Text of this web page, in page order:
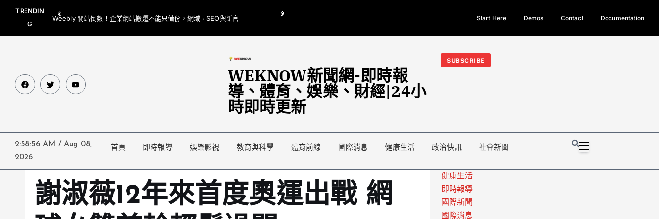
TRENDIN
G
Weebly 關站倒數！企業網站搬遷不能只備份，網域、SEO與新官
網都要一起處理
翁曉玲喊刪陸委會1295萬媒宣費惹議 梁文傑回「只能靠嘴巴」
今日熱門新聞TOP3｜西拉雅族正式成第17個原住民族、立院電競
光電場回
Start Here Demos Contact Documentation
WEKNOW新聞網-即時報
導、體育、娛樂、財經|24小
時即時更新
SUBSCRIBE
2:58:57 AM / Aug 08,
2026
首頁 即時報導 娛樂影視 教育與科學 體育前線 國際消息 健康生活 政治快訊 社會新聞
謝淑薇12年來首度奧運出戰 網
健康生活
即時報導
國際新聞
國際消息